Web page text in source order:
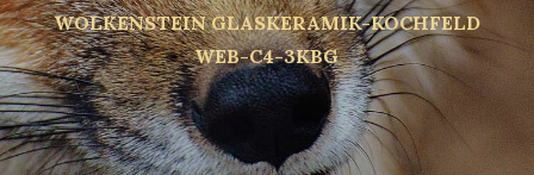
WOLKENSTEIN GLASKERAMIK-KOCHFELD
WEB-C4-3KBG